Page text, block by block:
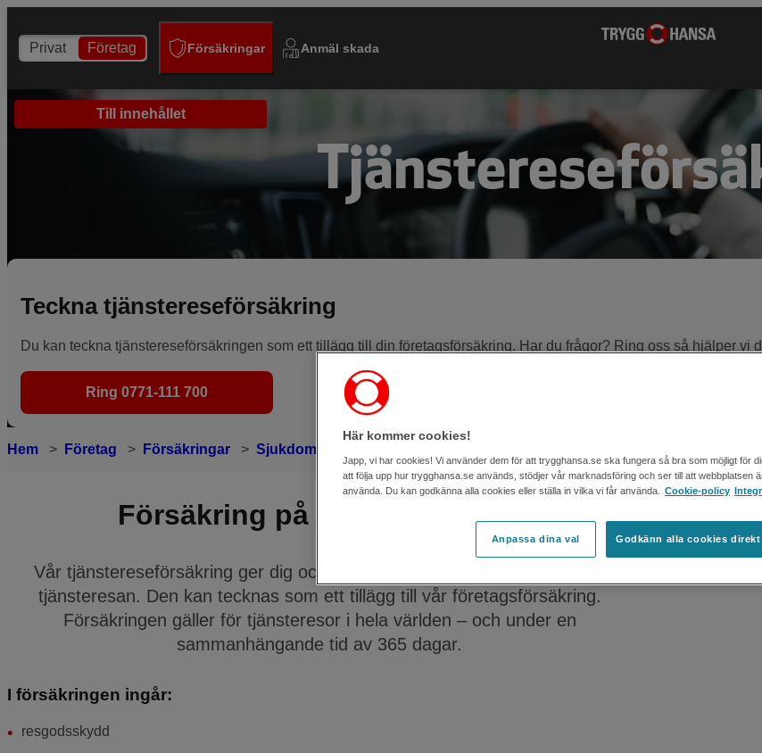
Till innehållet
Privat Företag Försäkringar Anmäl skada
Teckna tjänstereseförsäkring
Du kan teckna tjänstereseförsäkringen som ett tillägg till din företagsförsäkring. Har du frågor? Ring oss så hjälper vi
Ring 0771-111 700
Hem Företag Försäkringar Sjukdom och olycksfall
Försäkring på din tjänsteresa
Vår tjänstereseförsäkring ger dig och dina anställda ett bra skydd ute på
tjänsteresan. Den kan tecknas som ett tillägg till vår företagsförsäkring.
Försäkringen gäller för tjänsteresor i hela världen – och under en
sammanhängande tid av 365 dagar.
I försäkringen ingår:
resgodsskydd
Här kommer cookies!
Japp, vi har cookies! Vi använder dem för att trygghansa.se ska fungera så bra som möjligt för
att följa upp hur trygghansa.se används, stödjer vår marknadsföring och ser till att webbplatsen
använda. Du kan godkänna alla cookies eller ställa in vilka vi får använda.
Cookie-policy
Anpassa dina val Godkänn alla cookies direkt